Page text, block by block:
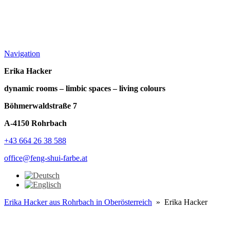
Navigation
Erika Hacker
dynamic rooms – limbic spaces – living colours
Böhmerwaldstraße 7
A-4150 Rohrbach
+43 664 26 38 588
office@feng-shui-farbe.at
Erika Hacker aus Rohrbach in Oberösterreich » Erika Hacker